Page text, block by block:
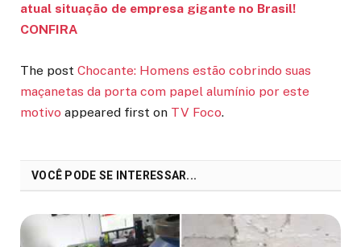
atual situação de empresa gigante no Brasil!
CONFIRA
The post Chocante: Homens estão cobrindo suas
maçanetas da porta com papel alumínio por este
motivo appeared first on TV Foco.
VOCÊ PODE SE INTERESSAR...